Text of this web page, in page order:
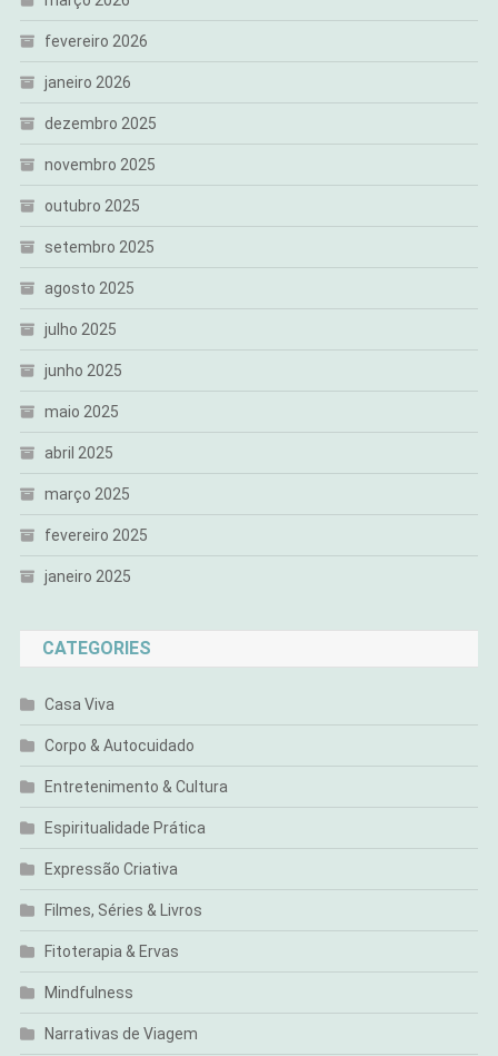
fevereiro 2026
janeiro 2026
dezembro 2025
novembro 2025
outubro 2025
setembro 2025
agosto 2025
julho 2025
junho 2025
maio 2025
abril 2025
março 2025
fevereiro 2025
janeiro 2025
CATEGORIES
Casa Viva
Corpo & Autocuidado
Entretenimento & Cultura
Espiritualidade Prática
Expressão Criativa
Filmes, Séries & Livros
Fitoterapia & Ervas
Mindfulness
Narrativas de Viagem